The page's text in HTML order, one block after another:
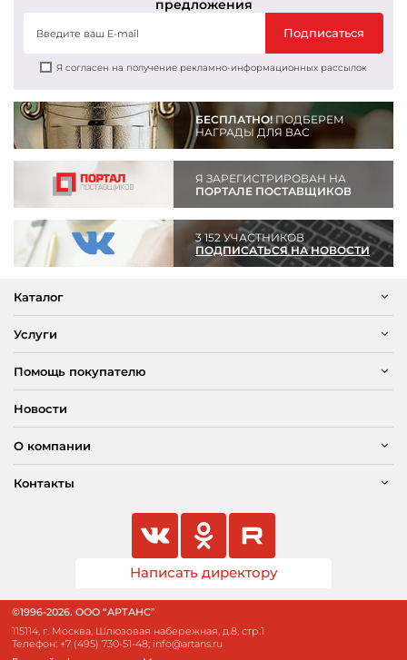
предложения
Подписаться
Я согласен на получение рекламно-информационных рассылок
БЕСПЛАТНО!ПОДБЕРЕМ
НАГРАДЫ ДЛЯ ВАС
Я ЗАРЕГИСТРИРОВАН НА
ПОРТАЛЕ ПОСТАВЩИКОВ
3 152 УЧАСТНИКОВ
ПОДПИСАТЬСЯ НА НОВОСТИ
Каталог
Услуги
Помощь покупателю
Новости
О компании
Контакты
Написать директору
©1996-2026. ООО “АРТАНС”
115114, г. Москва, Шлюзовая набережная, д.8, стр.1
Телефон: +7 (495) 730-51-48; info@artans.ru